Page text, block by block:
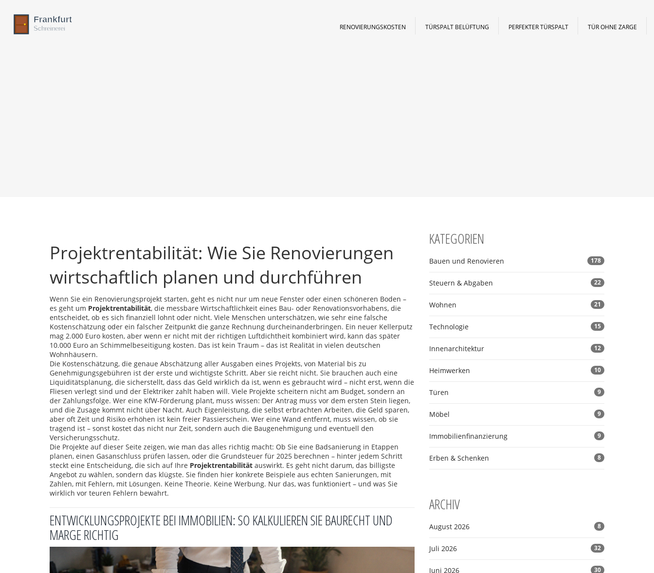
RENOVIERUNGSKOSTEN TÜRSPALT BELÜFTUNG PERFEKTER TÜRSPALT TÜR OHNE ZARGE
Projektrentabilität: Wie Sie Renovierungen
wirtschaftlich planen und durchführen
Wenn Sie ein Renovierungsprojekt starten, geht es nicht nur um neue Fenster oder einen schöneren Boden –
es geht um Projektrentabilität, die messbare Wirtschaftlichkeit eines Bau- oder Renovationsvorhabens, die
entscheidet, ob es sich finanziell lohnt oder nicht. Viele Menschen unterschätzen, wie sehr eine falsche
Kostenschätzung oder ein falscher Zeitpunkt die ganze Rechnung durcheinanderbringen. Ein neuer Kellerputz
mag 2.000 Euro kosten, aber wenn er nicht mit der richtigen Luftdichtheit kombiniert wird, kann das später
10.000 Euro an Schimmelbeseitigung kosten. Das ist kein Traum – das ist Realität in vielen deutschen
Wohnhäusern.
Die Kostenschätzung, die genaue Abschätzung aller Ausgaben eines Projekts, von Material bis zu
Genehmigungsgebühren ist der erste und wichtigste Schritt. Aber sie reicht nicht. Sie brauchen auch eine
Liquiditätsplanung, die sicherstellt, dass das Geld wirklich da ist, wenn es gebraucht wird – nicht erst, wenn die
Fliesen verlegt sind und der Elektriker zahlt haben will. Viele Projekte scheitern nicht am Budget, sondern an
der Zahlungsfolge. Wer eine KfW-Förderung plant, muss wissen: Der Antrag muss vor dem ersten Stein liegen,
und die Zusage kommt nicht über Nacht. Auch Eigenleistung, die selbst erbrachten Arbeiten, die Geld sparen,
aber oft Zeit und Risiko erhöhen ist kein freier Passierschein. Wer eine Wand entfernt, muss wissen, ob sie
tragend ist – sonst kostet das nicht nur Zeit, sondern auch die Baugenehmigung und eventuell den
Versicherungsschutz.
Die Projekte auf dieser Seite zeigen, wie man das alles richtig macht: Ob Sie eine Badsanierung in Etappen
planen, einen Gasanschluss prüfen lassen, oder die Grundsteuer für 2025 berechnen – hinter jedem Schritt
steckt eine Entscheidung, die sich auf Ihre Projektrentabilität auswirkt. Es geht nicht darum, das billigste
Angebot zu wählen, sondern das klügste. Sie finden hier konkrete Beispiele aus echten Sanierungen, mit
Zahlen, mit Fehlern, mit Lösungen. Keine Theorie. Keine Werbung. Nur das, was funktioniert – und was Sie
wirklich vor teuren Fehlern bewahrt.
ENTWICKLUNGSPROJEKTE BEI IMMOBILIEN: SO KALKULIEREN SIE BAURECHT UND
MARGE RICHTIG
KATEGORIEN
Bauen und Renovieren 178
Steuern & Abgaben 22
Wohnen 21
Technologie 15
Innenarchitektur 12
Heimwerken 10
Türen 9
Möbel 9
Immobilienfinanzierung 9
Erben & Schenken 8
ARCHIV
August 2026 8
Juli 2026 32
Juni 2026 30